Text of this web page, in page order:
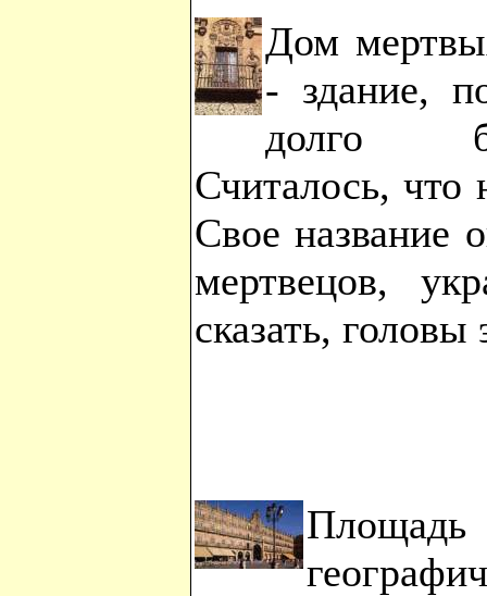
Дом
- здание,
долго
Считалось, что
Свое название
мертвецов,
сказать,